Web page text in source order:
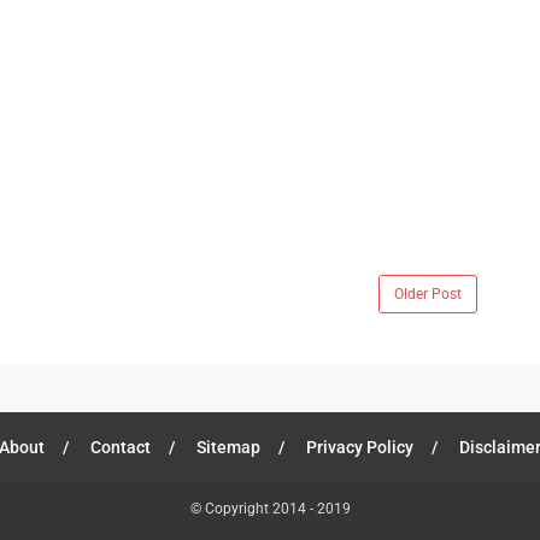
Older Post
About Contact Sitemap Privacy Policy Disclaimer
© Copyright 2014 - 2019